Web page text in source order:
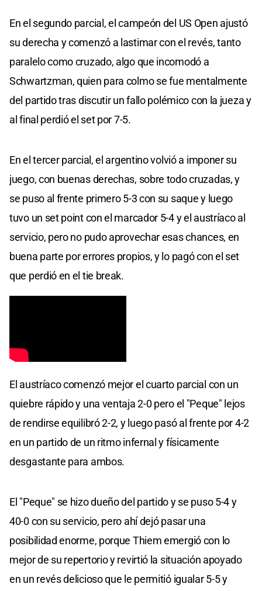
En el segundo parcial, el campeón del US Open ajustó
su derecha y comenzó a lastimar con el revés, tanto
paralelo como cruzado, algo que incomodó a
Schwartzman, quien para colmo se fue mentalmente
del partido tras discutir un fallo polémico con la jueza y
al final perdió el set por 7-5.
En el tercer parcial, el argentino volvió a imponer su
juego, con buenas derechas, sobre todo cruzadas, y
se puso al frente primero 5-3 con su saque y luego
tuvo un set point con el marcador 5-4 y el austríaco al
servicio, pero no pudo aprovechar esas chances, en
buena parte por errores propios, y lo pagó con el set
que perdió en el tie break.
El austríaco comenzó mejor el cuarto parcial con un
quiebre rápido y una ventaja 2-0 pero el "Peque" lejos
de rendirse equilibró 2-2, y luego pasó al frente por 4-2
en un partido de un ritmo infernal y físicamente
desgastante para ambos.
El "Peque" se hizo dueño del partido y se puso 5-4 y
40-0 con su servicio, pero ahí dejó pasar una
posibilidad enorme, porque Thiem emergió con lo
mejor de su repertorio y revirtió la situación apoyado
en un revés delicioso que le permitió igualar 5-5 y